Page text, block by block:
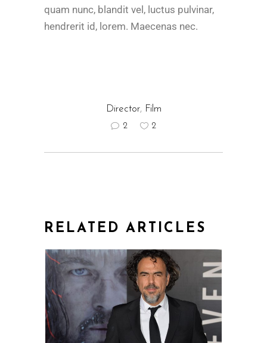
quam nunc, blandit vel, luctus pulvinar,
hendrerit id, lorem. Maecenas nec.
Director, Film
2 2
RELATED ARTICLES